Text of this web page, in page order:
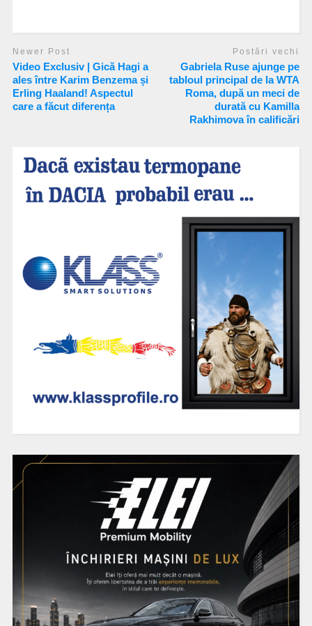
Newer Post
Video Exclusiv | Gică Hagi a
ales între Karim Benzema și
Erling Haaland! Aspectul
care a făcut diferența
Postări vechi
Gabriela Ruse ajunge pe
tabloul principal de la WTA
Roma, după un meci de
durată cu Kamilla
Rakhimova în calificări